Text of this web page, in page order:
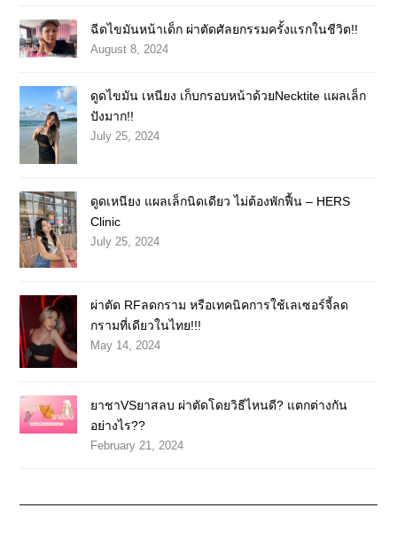
ฉีดไขมันหน้าเด็ก ผ่าตัดศัลยกรรมครั้งแรกในชีวิต!!
August 8, 2024
ดูดไขมัน เหนียง เก็บกรอบหน้าด้วยNecktite แผลเล็ก
ปังมาก!!
July 25, 2024
ดูดเหนียง แผลเล็กนิดเดียว ไม่ต้องพักฟื้น – HERS
Clinic
July 25, 2024
ผ่าตัด RFลดกราม หรือเทคนิคการใช้เลเซอร์จี้ลด
กรามที่เดียวในไทย!!!
May 14, 2024
ยาชาVSยาสลบ ผ่าตัดโดยวิธีไหนดี? แตกต่างกัน
อย่างไร??
February 21, 2024